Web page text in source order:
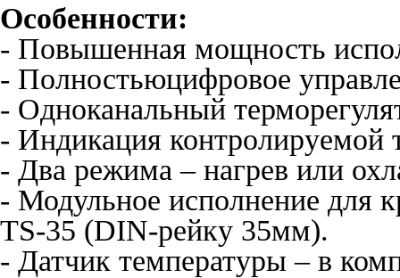
Особенности:
- Повышенная мощность
- Полностьюцифровое
- Одноканальный
- Индикация контролируемой
- Два режима – нагрев или
- Модульное исполнение для
TS-35 (DIN-рейку 35мм).
- Датчик температуры – в